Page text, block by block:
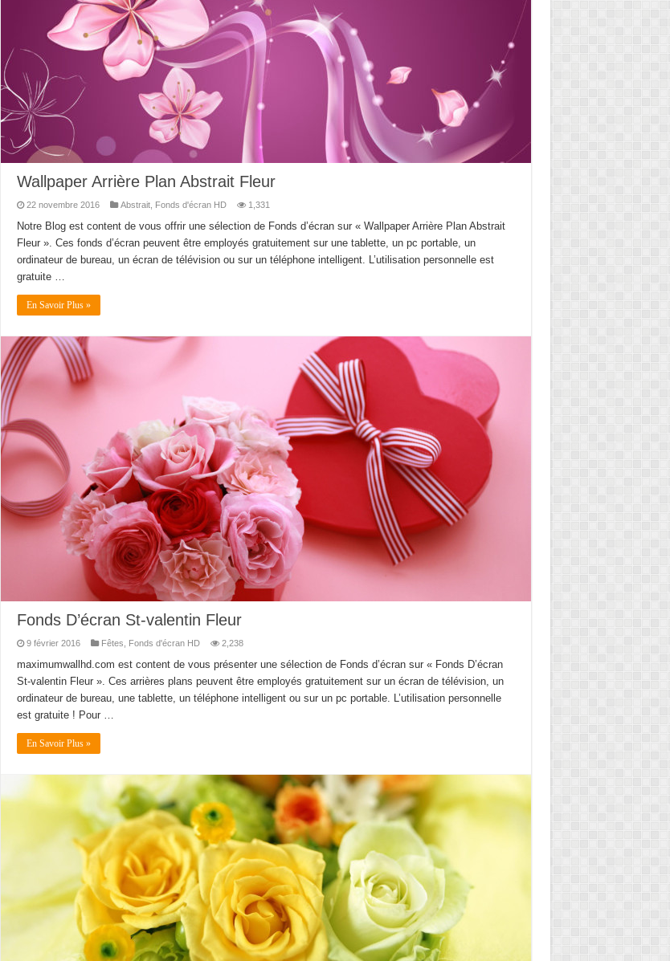
Wallpaper Arrière Plan Abstrait Fleur
22 novembre 2016 Abstrait, Fonds d'écran HD 1,331
Notre Blog est content de vous offrir une sélection de Fonds d’écran sur « Wallpaper Arrière Plan Abstrait
Fleur ». Ces fonds d’écran peuvent être employés gratuitement sur une tablette, un pc portable, un
ordinateur de bureau, un écran de télévision ou sur un téléphone intelligent. L’utilisation personnelle est
gratuite …
En Savoir Plus »
Fonds D’écran St-valentin Fleur
9 février 2016 Fêtes Fonds d'écran HD 2,238
maximumwallhd.com est content de vous présenter une sélection de Fonds d’écran sur « Fonds D’écran
St-valentin Fleur ». Ces arrières plans peuvent être employés gratuitement sur un écran de télévision, un
ordinateur de bureau, une tablette, un téléphone intelligent ou sur un pc portable. L’utilisation personnelle
est gratuite ! Pour …
En Savoir Plus »